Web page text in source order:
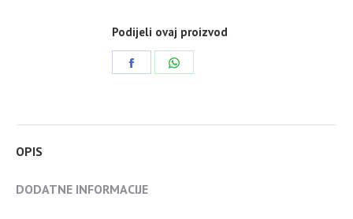
Podijeli ovaj proizvod
OPIS
DODATNE INFORMACIJE